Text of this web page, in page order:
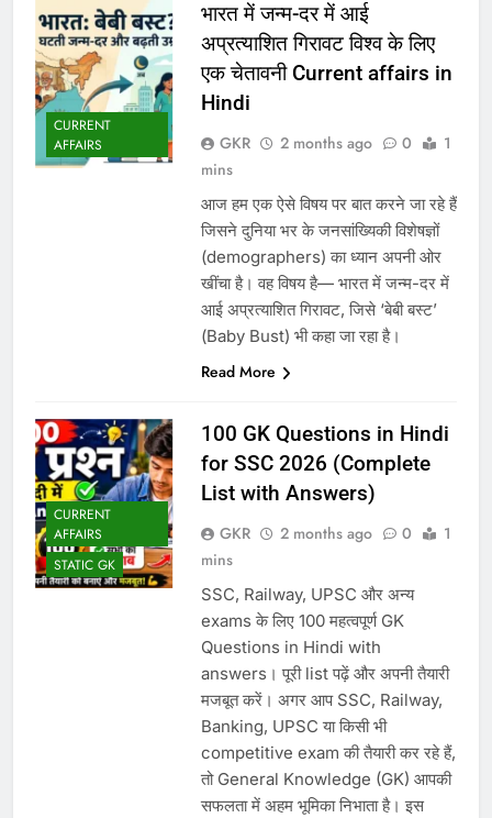
CURRENT
AFFAIRS
भारत में जन्म-दर में आई
अप्रत्याशित गिरावट विश्व के लिए
एक चेतावनी Current affairs in
Hindi
GKR 2 months ago 0
1
mins
आज हम एक ऐसे विषय पर बात करने जा रहे हैं
जिसने दुनिया भर के जनसांख्यिकी विशेषज्ञों
(demographers) का ध्यान अपनी ओर
खींचा है। वह विषय है— भारत में जन्म-दर में
आई अप्रत्याशित गिरावट, जिसे ‘बेबी बस्ट’
(Baby Bust) भी कहा जा रहा है।
Read More
CURRENT
AFFAIRS
STATIC GK
100 GK Questions in Hindi
for SSC 2026 (Complete
List with Answers)
GKR 2 months ago 0
1
mins
SSC, Railway, UPSC और अन्य
exams के लिए 100 महत्वपूर्ण GK
Questions in Hindi with
answers। पूरी list पढ़ें और अपनी तैयारी
मजबूत करें। अगर आप SSC, Railway,
Banking, UPSC या किसी भी
competitive exam की तैयारी कर रहे हैं,
तो General Knowledge (GK) आपकी
सफलता में अहम भूमिका निभाता है। इस